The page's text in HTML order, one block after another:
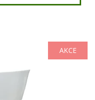
AKCE
a odolný, perfektní